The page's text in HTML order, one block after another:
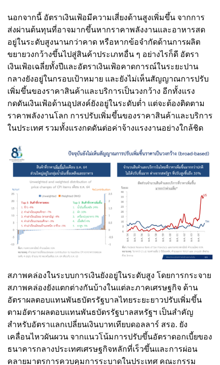
นอกจากนี้ อัตราเงินเฟ้อมีความเสี่ยงด้านสูงเพิ่มขึ้น จากการ
ส่งผ่านต้นทุนที่อาจมากขึ้นหากราคาพลังงานและอาหารสด
อยู่ในระดับสูงนานกว่าคาด หรือหากข้อจำกัดด้านการผลิต
ขยายวงกว้างขึ้นไปสู่สินค้าประเภทอื่น ๆ อย่างไรก็ดี อัตรา
เงินเฟ้อเฉลี่ยทั้งปีและอัตราเงินเฟ้อคาดการณ์ในระยะปาน
กลางยังอยู่ในกรอบเป้าหมาย และยังไม่เห็นสัญญาณการปรับ
เพิ่มขึ้นของราคาสินค้าและบริการเป็นวงกว้าง อีกทั้งแรง
กดดันเงินเฟ้อด้านอุปสงค์ยังอยู่ในระดับต่ำ แต่จะต้องติดตาม
ราคาพลังงานโลก การปรับเพิ่มขึ้นของราคาสินค้าและบริการ
ในประเทศ รวมทั้งแรงกดดันต่อค่าจ้างแรงงานอย่างใกล้ชิด
สภาพคล่องในระบบการเงินยังอยู่ในระดับสูง โดยการกระจาย
สภาพคล่องยังแตกต่างกันบ้างในแต่ละภาคเศรษฐกิจ ด้าน
อัตราผลตอบแทนพันธบัตรรัฐบาลไทยระยะยาวปรับเพิ่มขึ้น
ตามอัตราผลตอบแทนพันธบัตรรัฐบาลสหรัฐฯ เป็นสำคัญ
สำหรับอัตราแลกเปลี่ยนเงินบาทเทียบดอลลาร์ สรอ. ยัง
เคลื่อนไหวผันผวน จากแนวโน้มการปรับขึ้นอัตราดอกเบี้ยของ
ธนาคารกลางประเทศเศรษฐกิจหลักที่เร็วขึ้นและการผ่อน
คลายมาตรการควบคุมการระบาดในประเทศ คณะกรรม